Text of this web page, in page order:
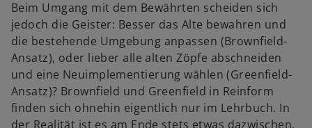
f
n
e
t
f
n
e
t
f
n
e
Beim Umgang mit dem Bewährten scheiden sich
jedoch die Geister: Besser das Alte bewahren und
die bestehende Umgebung anpassen (Brownfield-
Ansatz), oder lieber alle alten Zöpfe abschneiden
und eine Neuimplementierung wählen (Greenfield-
Ansatz)? Brownfield und Greenfield in Reinform
finden sich ohnehin eigentlich nur im Lehrbuch. In
der Realität ist es am Ende stets etwas dazwischen.